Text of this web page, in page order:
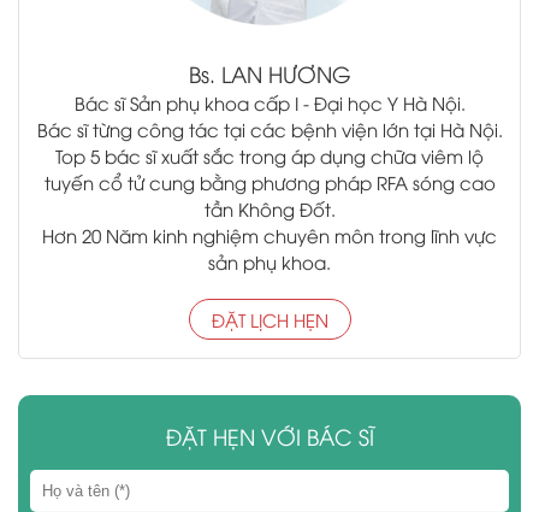
Bs. LAN HƯƠNG
Bác sĩ Sản phụ khoa cấp I - Đại học Y Hà Nội.
Bác sĩ từng công tác tại các bệnh viện lớn tại Hà Nội.
Top 5 bác sĩ xuất sắc trong áp dụng chữa viêm lộ
tuyến cổ tử cung bằng phương pháp RFA sóng cao
tần Không Đốt.
Hơn 20 Năm kinh nghiệm chuyên môn trong lĩnh vực
sản phụ khoa.
ĐẶT LỊCH HẸN
ĐẶT HẸN VỚI BÁC SĨ